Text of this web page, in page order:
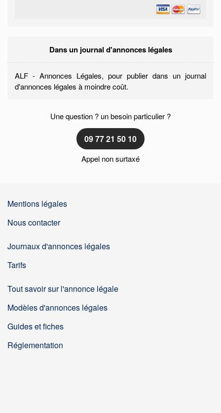
Dans un journal d'annonces légales
ALF - Annonces Légales, pour publier dans un journal
d'annonces légales à moindre coût.
Une question ? un besoin particulier ?
09 77 21 50 10
Appel non surtaxé
Mentions légales
Nous contacter
Journaux d'annonces légales
Tarifs
Tout savoir sur l'annonce légale
Modèles d'annonces légales
Guides et fiches
Réglementation